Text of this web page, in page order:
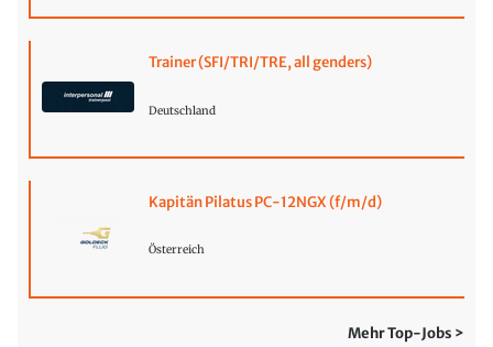
Trainer (SFI/TRI/TRE, all genders)
Deutschland
Kapitän Pilatus PC-12NGX (f/m/d)
Österreich
Mehr Top-Jobs >